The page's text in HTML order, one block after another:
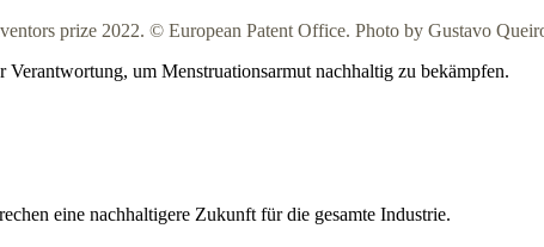
um Menstruationsarmut nachhaltig zu bekämpfen.
eine nachhaltigere Zukunft für die gesamte Industrie.